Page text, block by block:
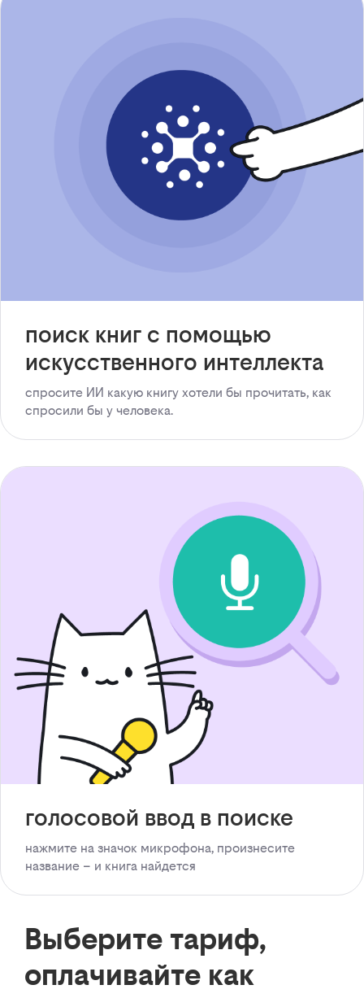
поиск книг с помощью
искусственного интеллекта
спросите ИИ какую книгу хотели бы прочитать, как
спросили бы у человека.
голосовой ввод в поиске
нажмите на значок микрофона, произнесите
название – и книга найдется
Выберите тариф,
оплачивайте как